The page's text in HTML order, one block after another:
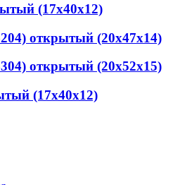
(17x40x12)
открытый (20x47x14)
открытый (20x52x15)
(17x40x12)